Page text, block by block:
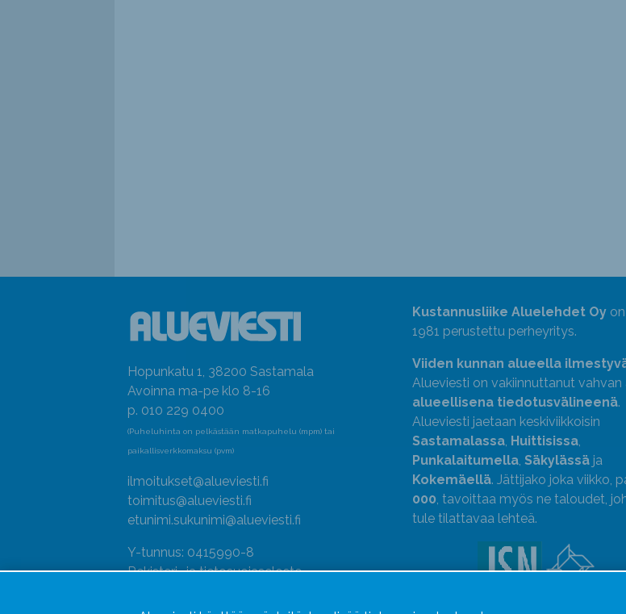
Hopunkatu 1, 38200 Sastamala
Avoinna ma-pe klo 8-16
p. 010 229 0400
(Puheluhinta on pelkästään matkapuhelu (mpm) tai
paikallisverkkomaksu (pvm)
ilmoitukset@alueviesti.fi
toimitus@alueviesti.fi
etunimi.sukunimi@alueviesti.fi
Y-tunnus: 0415990-8
Rekisteri- ja tietosuojaseloste
Kustannusliike Aluelehdet Oyon
1981 perustettu perheyritys.
Viiden kunnan alueella
Alueviesti on vakiinnuttanut vahvan
alueellisena tiedotusvälineenä.
Alueviesti jaetaan keskiviikkoisin
Sastamalassa, Huittisissa,
Punkalaitumella, Säkylässäja
Kokemäellä. Jättijako joka viikko,
000, tavoittaa myös ne taloudet,
tule tilattavaa lehteä.